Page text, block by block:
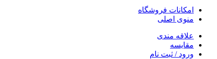
امکانات فروشگاه
منوی اصلی
علاقه مندی
مقایسه
ورود / ثبت نام